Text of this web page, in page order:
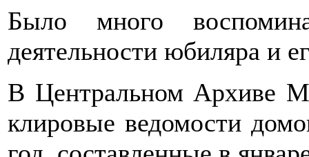
Было много
деятельности юбиляра и
В Центральном Архиве
клировые ведомости